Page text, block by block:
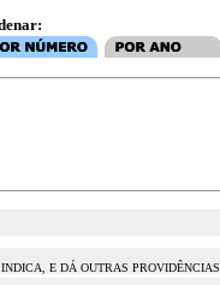
E DÁ OUTRAS PROVIDÊNCIAS.